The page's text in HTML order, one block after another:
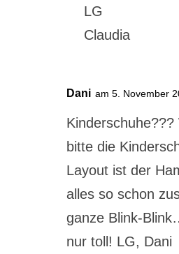
LG
Claudia
Dani am 5. November
bitte die
Layout ist der
alles so schon
ganze Blink-
nur toll! LG, Dani